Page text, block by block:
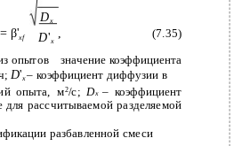
= β'xf
Dx
, (7.35)
D'x
опытов
значение коэффициента
D'x– коэффициент диффузии в
опыта, м2/с; Dx – коэффициент
рассчитываемой разделяемой
разбавленной смеси